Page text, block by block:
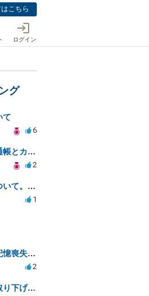
こちら
ログイン
グ
て
6
離婚後の元配偶者名義の銀行通帳とカードの処分方法について
2
慰謝料請求時の不定の証拠について。効力があるのか知りたい。
1
暴力行為の証拠不足で酔った記憶喪失が認められるか？
2
弁護士費用の成功報酬、請求取り下げで減額可能か？